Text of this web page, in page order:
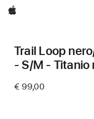
Apple
Trail Loop
- S/M - Titanio
€ 99,00